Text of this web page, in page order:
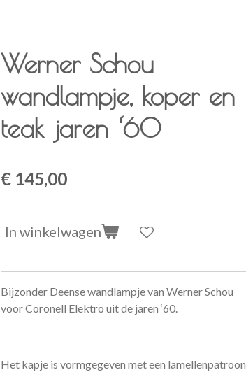
Werner Schou
wandlampje, koper en
teak jaren ‘60
€ 145,00
In winkelwagen
Bijzonder Deense wandlampje van Werner Schou
voor Coronell Elektro uit de jaren ‘60.
Het kapje is vormgegeven met een lamellenpatroon